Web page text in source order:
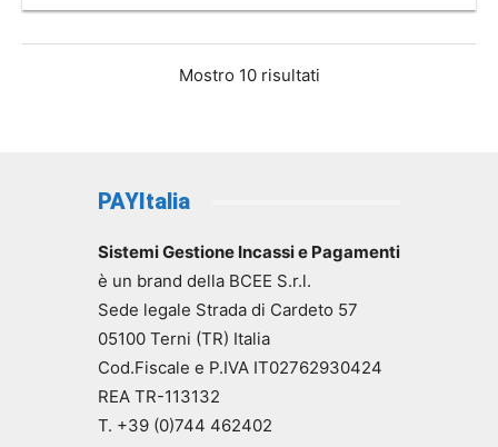
Mostro 10 risultati
PAYItalia
Sistemi Gestione Incassi e Pagamenti
è un brand della BCEE S.r.l.
Sede legale Strada di Cardeto 57
05100 Terni (TR) Italia
Cod.Fiscale e P.IVA IT02762930424
REA TR-113132
T. +39 (0)744 462402